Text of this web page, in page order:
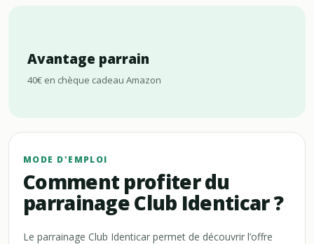
Avantage parrain
40€ en chèque cadeau Amazon
MODE D'EMPLOI
Comment profiter du
parrainage Club Identicar ?
Le parrainage Club Identicar permet de découvrir l’offre